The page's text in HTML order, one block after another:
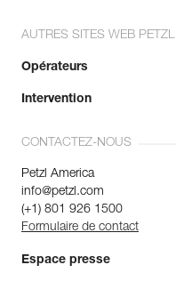
AUTRES SITES WEB PETZL
Opérateurs
Intervention
CONTACTEZ-NOUS
Petzl America
info@petzl.com
(+1) 801 926 1500
Formulaire de contact
Espace presse